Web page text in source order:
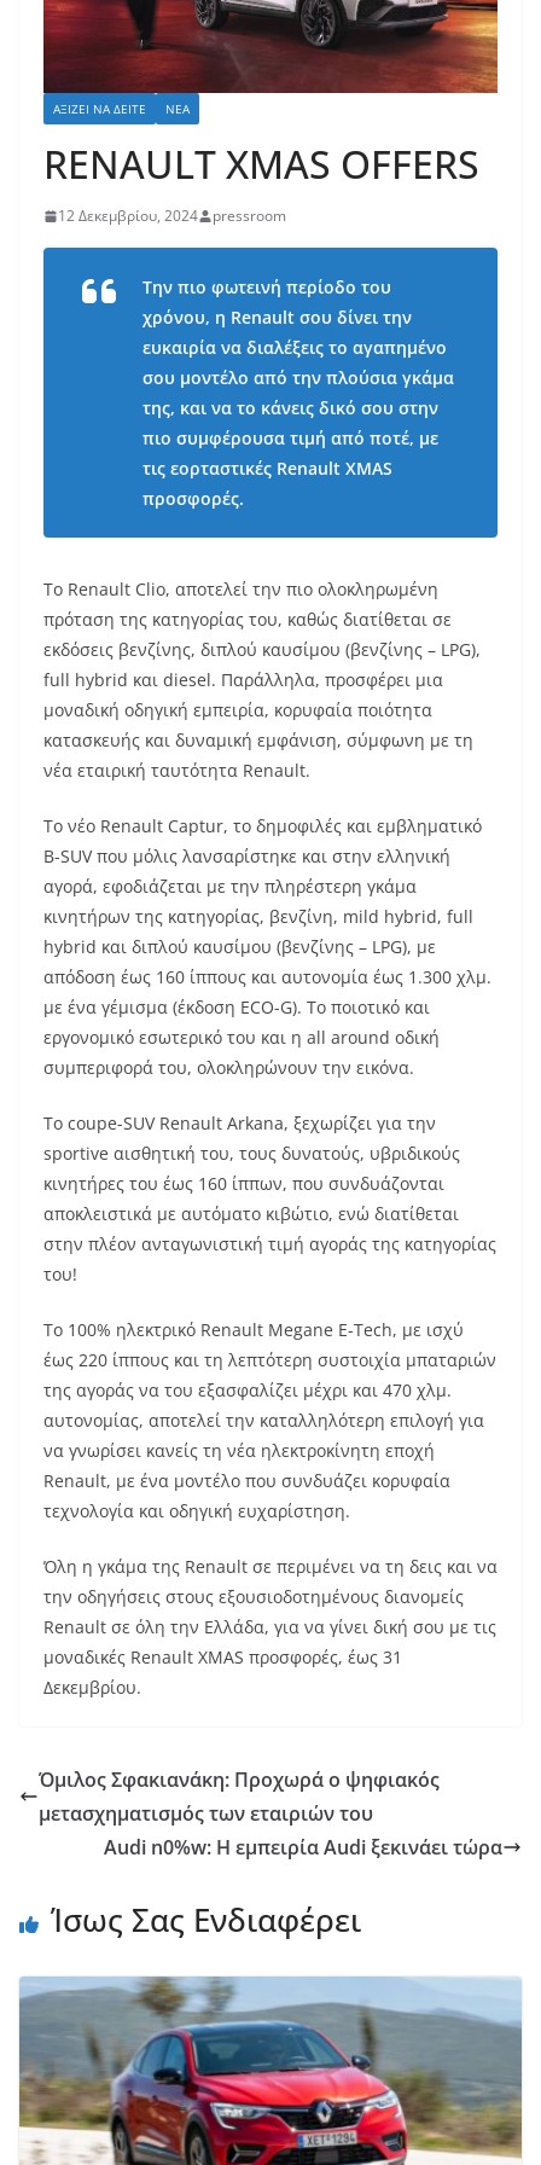
ΑΞΊΖΕΙ ΝΑ ΔΕΊΤΕ ΝΈΑ
RENAULT XMAS OFFERS
12 Δεκεμβρίου, 2024 pressroom
Την πιο φωτεινή περίοδο του
χρόνου, η Renault σου δίνει την
ευκαιρία να διαλέξεις το αγαπημένο
σου μοντέλο από την πλούσια γκάμα
της, και να το κάνεις δικό σου στην
πιο συμφέρουσα τιμή από ποτέ, με
τις εορταστικές Renault XMAS
προσφορές.
Το Renault Clio, αποτελεί την πιο ολοκληρωμένη
πρόταση της κατηγορίας του, καθώς διατίθεται σε
εκδόσεις βενζίνης, διπλού καυσίμου (βενζίνης – LPG),
full hybrid και diesel. Παράλληλα, προσφέρει μια
μοναδική οδηγική εμπειρία, κορυφαία ποιότητα
κατασκευής και δυναμική εμφάνιση, σύμφωνη με τη
νέα εταιρική ταυτότητα Renault.
Το νέο Renault Captur, το δημοφιλές και εμβληματικό
B-SUV που μόλις λανσαρίστηκε και στην ελληνική
αγορά, εφοδιάζεται με την πληρέστερη γκάμα
κινητήρων της κατηγορίας, βενζίνη, mild hybrid, full
hybrid και διπλού καυσίμου (βενζίνης – LPG), με
απόδοση έως 160 ίππους και αυτονομία έως 1.300 χλμ.
με ένα γέμισμα (έκδοση ECO-G). Το ποιοτικό και
εργονομικό εσωτερικό του και η all around οδική
συμπεριφορά του, ολοκληρώνουν την εικόνα.
Το coupe-SUV Renault Arkana, ξεχωρίζει για την
sportive αισθητική του, τους δυνατούς, υβριδικούς
κινητήρες του έως 160 ίππων, που συνδυάζονται
αποκλειστικά με αυτόματο κιβώτιο, ενώ διατίθεται
στην πλέον ανταγωνιστική τιμή αγοράς της κατηγορίας
του!
Το 100% ηλεκτρικό Renault Megane E-Tech, με ισχύ
έως 220 ίππους και τη λεπτότερη συστοιχία μπαταριών
της αγοράς να του εξασφαλίζει μέχρι και 470 χλμ.
αυτονομίας, αποτελεί την καταλληλότερη επιλογή για
να γνωρίσει κανείς τη νέα ηλεκτροκίνητη εποχή
Renault, με ένα μοντέλο που συνδυάζει κορυφαία
τεχνολογία και οδηγική ευχαρίστηση.
Όλη η γκάμα της Renault σε περιμένει να τη δεις και να
την οδηγήσεις στους εξουσιοδοτημένους διανομείς
Renault σε όλη την Ελλάδα, για να γίνει δική σου με τις
μοναδικές Renault XMAS προσφορές, έως 31
Δεκεμβρίου.
Όμιλος Σφακιανάκη: Προχωρά ο ψηφιακός
μετασχηματισμός των εταιριών του
Audi n0%w: Η εμπειρία Audi ξεκινάει τώρα
Ίσως Σας Ενδιαφέρει